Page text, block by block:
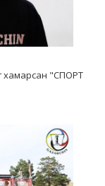
хамарсан "СПОРТ